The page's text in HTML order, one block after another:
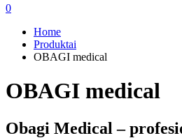
0
Home
Produktai
OBAGI medical
OBAGI medical
Obagi Medical –